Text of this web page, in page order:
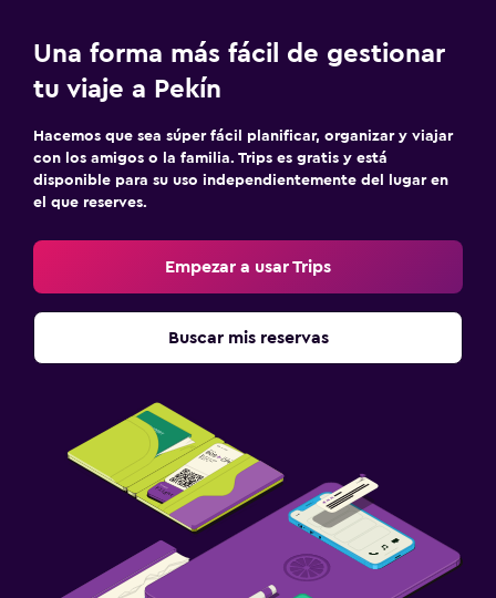
Una forma más fácil de gestionar
tu viaje a Pekín
Hacemos que sea súper fácil planificar, organizar y viajar
con los amigos o la familia. Trips es gratis y está
disponible para su uso independientemente del lugar en
el que reserves.
Empezar a usar Trips
Buscar mis reservas